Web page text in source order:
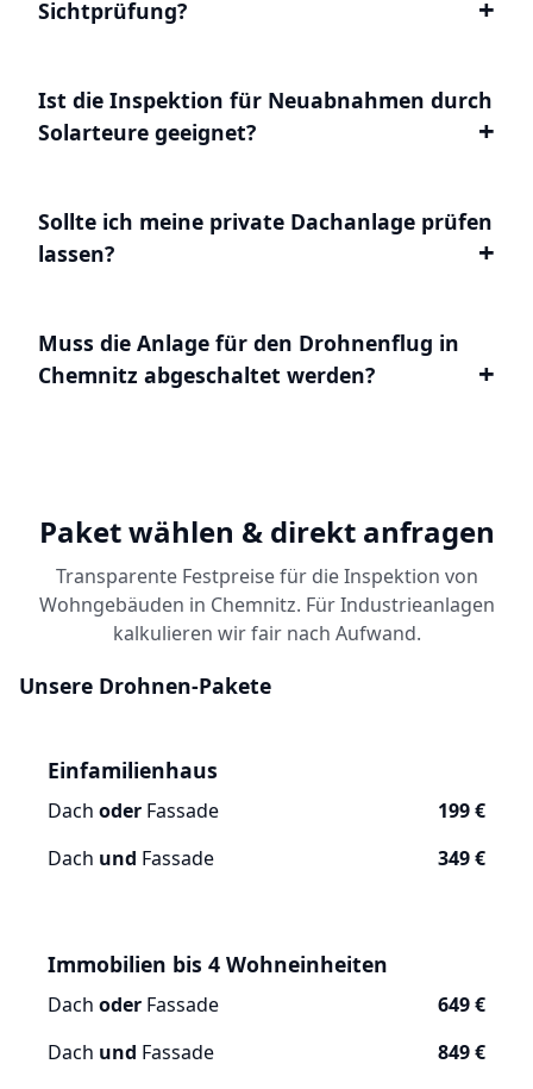
Sichtprüfung?
Ist die Inspektion für Neuabnahmen durch
Solarteure geeignet?
Sollte ich meine private Dachanlage prüfen
lassen?
Muss die Anlage für den Drohnenflug in
Chemnitz abgeschaltet werden?
Paket wählen & direkt anfragen
Transparente Festpreise für die Inspektion von
Wohngebäuden in Chemnitz. Für Industrieanlagen
kalkulieren wir fair nach Aufwand.
Unsere Drohnen-Pakete
Einfamilienhaus
Dach oder Fassade
199 €
Dach und Fassade 349 €
Immobilien bis 4 Wohneinheiten
Dach oder Fassade
649 €
Dach und Fassade 849 €